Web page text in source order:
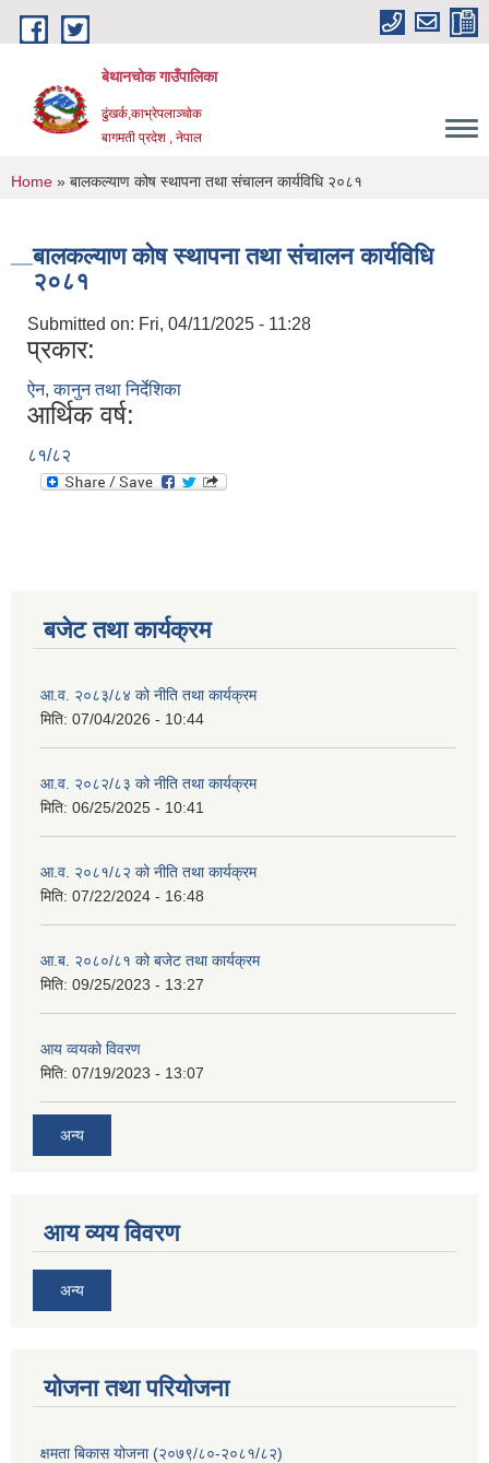
Skip to main content
बेथानचोक गाउँपालिका
ढुंखर्क,काभ्रेपलाञ्चाेक
बागमती प्रदेश , नेपाल
You are here
Home » बालकल्याण कोष स्थापना तथा संचालन कार्यविधि २०८१
बालकल्याण कोष स्थापना तथा संचालन कार्यविधि
२०८१
Submitted on: Fri, 04/11/2025 - 11:28
प्रकार:
ऐन, कानुन तथा निर्देशिका
आर्थिक वर्ष:
८१/८२
बजेट तथा कार्यक्रम
आ.व. २०८३/८४ को नीति तथा कार्यक्रम
मिति: 07/04/2026 - 10:44
आ.व. २०८२/८३ को नीति तथा कार्यक्रम
मिति: 06/25/2025 - 10:41
आ.व. २०८१/८२ को नीति तथा कार्यक्रम
मिति: 07/22/2024 - 16:48
आ.ब. २०८०/८१ को बजेट तथा कार्यक्रम
मिति: 09/25/2023 - 13:27
आय व्वयको विवरण
मिति: 07/19/2023 - 13:07
अन्य
आय व्यय विवरण
अन्य
याेजना तथा परियाेजना
क्षमता बिकास योजना (२०७९/८०-२०८१/८२)